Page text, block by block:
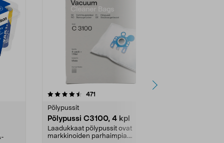
471
Pölypussit
Pölypussi C3100, 4 kpl
Laadukkaat pölypussit ovat
markkinoiden parhaimpia.
4.5viidestä